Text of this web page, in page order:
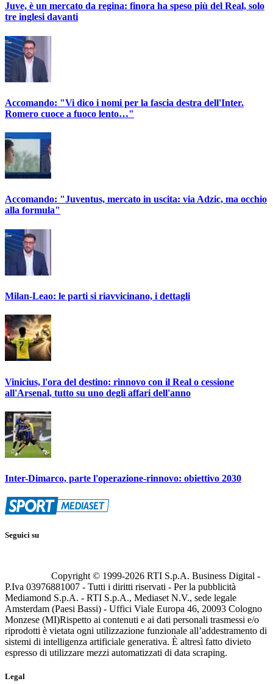
Juve, è un mercato da regina: finora ha speso più del Real, solo
tre inglesi davanti
Accomando: "Vi dico i nomi per la fascia destra dell'Inter.
Romero cuoce a fuoco lento…"
Accomando: "Juventus, mercato in uscita: via Adzic, ma occhio
alla formula"
Milan-Leao: le parti si riavvicinano, i dettagli
Vinicius, l'ora del destino: rinnovo con il Real o cessione
all'Arsenal, tutto su uno degli affari dell'anno
Inter-Dimarco, parte l'operazione-rinnovo: obiettivo 2030
Seguici su
Copyright © 1999-2026 RTI S.p.A. Business Digital -
P.Iva 03976881007 - Tutti i diritti riservati - Per la pubblicità
Mediamond S.p.A. - RTI S.p.A., Mediaset N.V., sede legale
Amsterdam (Paesi Bassi) - Uffici Viale Europa 46, 20093 Cologno
Monzese (MI)Rispetto ai contenuti e ai dati personali trasmessi e/o
riprodotti è vietata ogni utilizzazione funzionale all’addestramento di
sistemi di intelligenza artificiale generativa. È altresì fatto divieto
espresso di utilizzare mezzi automatizzati di data scraping.
Legal